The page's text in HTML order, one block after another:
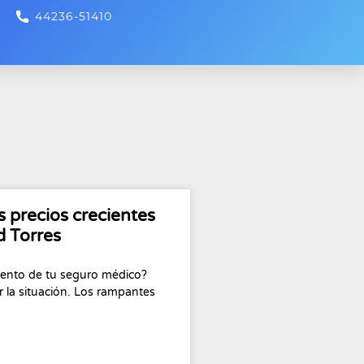
44236-51410
precios crecientes
Torres
de tu seguro médico?
la situación. Los rampantes